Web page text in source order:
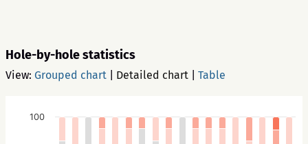
Hole-by-hole statistics
View: Grouped chart Detailed chart Table
100